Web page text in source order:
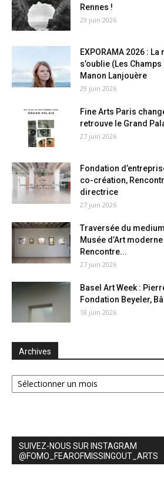
Rennes !
29 juin 2026
EXPORAMA 2026 :
s’oublie (Les
Manon Lanjouère
29 juin 2026
Fine Arts Paris
retrouve le Grand
27 juin 2026
Fondation
co-création,
directrice
27 juin 2026
Traversée du
Musée d’Art
Rencontre...
27 juin 2026
Basel Art Week :
Fondation Beyeler,
18 juin 2026
Archives
Archives
SUIVEZ-NOUS SUR INSTAGRAM
@FOMO_FEAROFMISSINGOUT_ARTS